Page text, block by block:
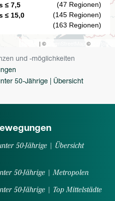
≤ 7,5
(47 Regionen)
≤ 15,0
(145 Regionen)
(163 Regionen)
| © ©
und -möglichkeiten
50-Jährige | Übersicht
(current)
50-Jährige | Übersicht
50-Jährige | Metropolen
50-Jährige | Top Mittelstädte